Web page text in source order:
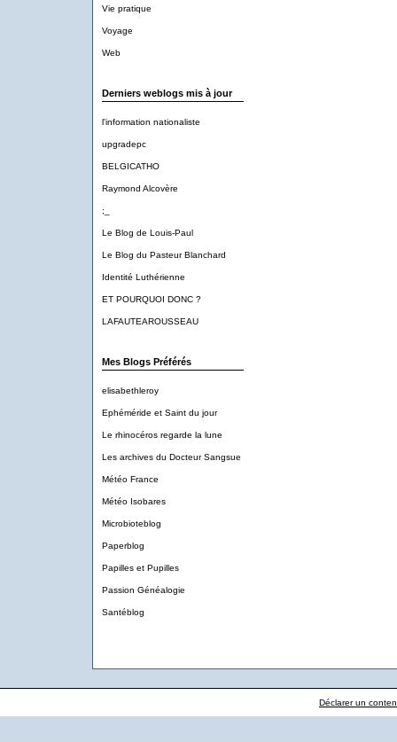
Vie pratique
Voyage
Web
Derniers weblogs mis à jour
l'information nationaliste
upgradepc
BELGICATHO
Raymond Alcovère
;_
Le Blog de Louis-Paul
Le Blog du Pasteur Blanchard
Identité Luthérienne
ET POURQUOI DONC ?
LAFAUTEAROUSSEAU
Mes Blogs Préférés
elisabethleroy
Ephéméride et Saint du jour
Le rhinocéros regarde la lune
Les archives du Docteur Sangsue
Météo France
Météo Isobares
Microbioteblog
Paperblog
Papilles et Pupilles
Passion Généalogie
Santéblog
Déclarer un